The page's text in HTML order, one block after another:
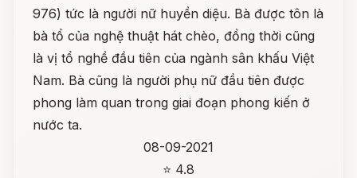
976) tức là người nữ huyền diệu. Bà được tôn là
bà tổ của nghệ thuật hát chèo, đồng thời cũng
là vị tổ nghề đầu tiên của ngành sân khấu Việt
Nam. Bà cũng là người phụ nữ đầu tiên được
phong làm quan trong giai đoạn phong kiến ở
nước ta.
08-09-2021
⭐ 4.8